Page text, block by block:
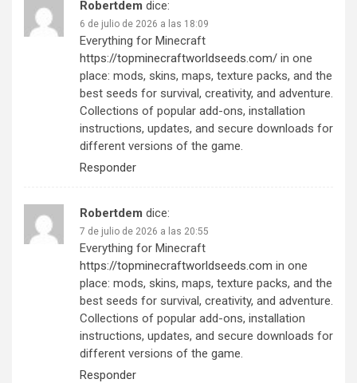
Robertdem dice:
6 de julio de 2026 a las 18:09
Everything for Minecraft
https://topminecraftworldseeds.com/ in one
place: mods, skins, maps, texture packs, and the
best seeds for survival, creativity, and adventure.
Collections of popular add-ons, installation
instructions, updates, and secure downloads for
different versions of the game.
Responder
Robertdem dice:
7 de julio de 2026 a las 20:55
Everything for Minecraft
https://topminecraftworldseeds.com in one
place: mods, skins, maps, texture packs, and the
best seeds for survival, creativity, and adventure.
Collections of popular add-ons, installation
instructions, updates, and secure downloads for
different versions of the game.
Responder